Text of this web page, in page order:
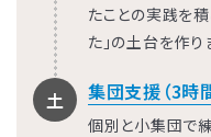
たことの実践を
た」の土台を作り
土 集団支援（3時
個別と小集団で